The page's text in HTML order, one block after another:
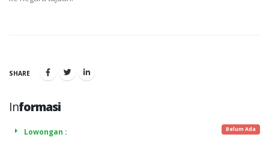
SHARE
Informasi
Lowongan : Belum Ada